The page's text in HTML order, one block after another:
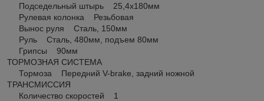
Подседельный штырь 25,4x180мм
Рулевая колонка Резьбовая
Вынос руля Сталь, 150мм
Руль Сталь, 480мм, подъем 80мм
Грипсы 90мм
ТОРМОЗНАЯ СИСТЕМА
Тормоза Передний V-brake, задний ножной
ТРАНСМИССИЯ
Количество скоростей 1